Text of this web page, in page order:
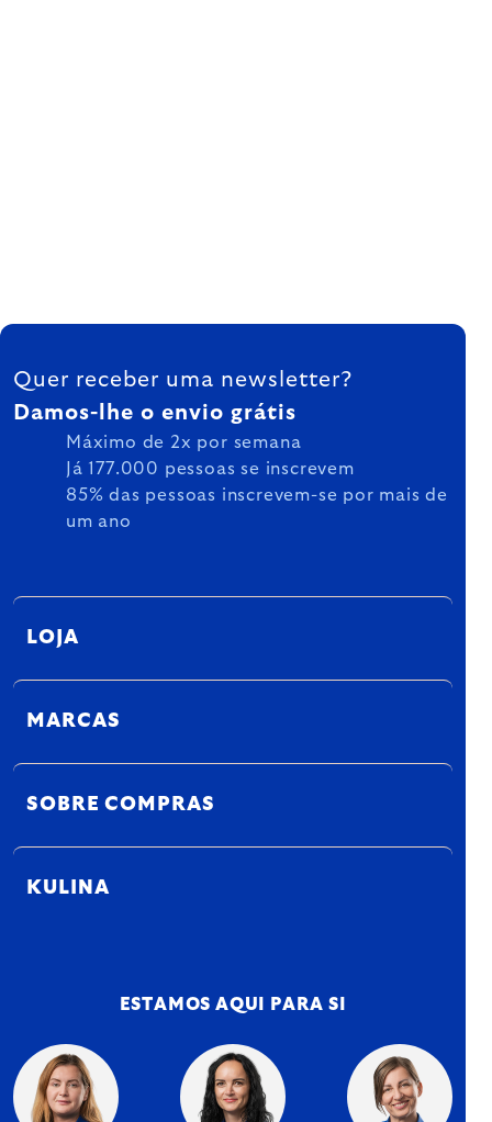
FOOTER
Quer receber uma newsletter?
Damos-lhe o envio grátis
Máximo de 2x por semana
Já 177.000 pessoas se inscrevem
85% das pessoas inscrevem-se por mais de
um ano
LOJA
MARCAS
SOBRE COMPRAS
KULINA
ESTAMOS AQUI PARA SI